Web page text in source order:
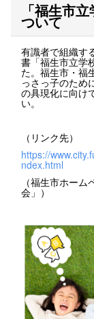
「福生市
ついて
有識者で組織す
書「福生市立学
た。福生市・福
っさっ子のため
の具現化に向け
い。
（リンク先）
https://
ndex.html
（福生市ホー
会」）